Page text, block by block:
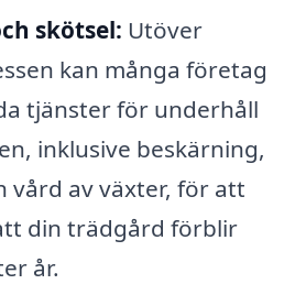
skötsel: Utöver
kan många företag
tjänster för underhåll
inklusive beskärning,
vård av växter, för att
din trädgård förblir
år.